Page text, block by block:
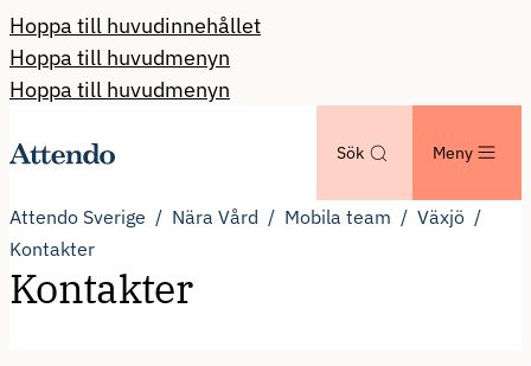
Hoppa till huvudinnehållet
Hoppa till huvudmenyn
Hoppa till huvudmenyn
Sök Meny
Attendo Sverige Nära Vård Mobila team
Växjö
Kontakter
Kontakter